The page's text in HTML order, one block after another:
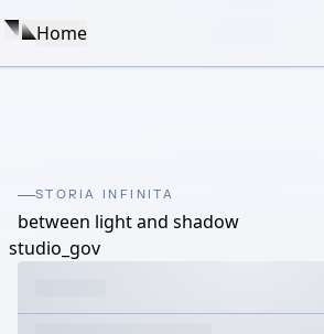
Home
STORIA INFINITA
between light and shadow
studio_gov